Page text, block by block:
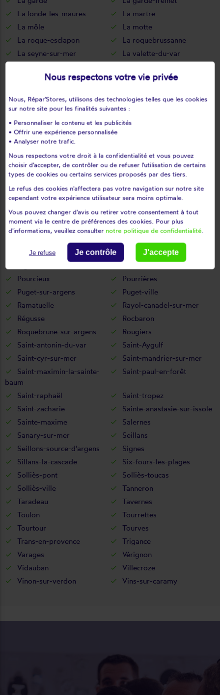
La londe-les-maures
La martre
La môle
La motte
La roque-esclapon
La roquebrussanne
La seyne-sur-mer
La valette-du-var
Le bourguet
Le cannet-des-maures
Le luc
Le muy
Le plan-de-la-tour
Le pradet
Le revest-les-eaux
Le val
Les arcs
Les mayons
Les salles-sur-verdon
Lorgues
Mazaugues
Méounes-lès-montrieux
Moissac-bellevue
Mons
Montauroux
Montfort-sur-argens
Montmeyan
Nans-les-pins
Ollioules
Pierrefeu-du-var
Pontevès
Pourcieux
Pourrières
Puget-sur-argens
Puget-ville
Ramatuelle
Rayol-canadel-sur-mer
Régusse
Rocbaron
Roquebrune-sur-argens
Rougiers
Saint-antonin-du-var
Saint-Aygulf
Saint-cyr-sur-mer
Saint-mandrier-sur-mer
Saint-maximin-la-sainte-
baum
Saint-paul-en-forêt
Saint-raphaël
Saint-tropez
Saint-zacharie
Sainte-anastasie-sur-issole
Sainte-maxime
Salernes
Sanary-sur-mer
Seillans
Seillons-source-d'argens
Signes
Sillans-la-cascade
Six-fours-les-plages
Solliès-pont
Solliès-toucas
Solliès-ville
Tanneron
Taradeau
Tavernes
Toulon
Tourrettes
Tourtour
Tourves
Trans-en-provence
Trigance
Varages
Vérignon
Vidauban
Villecroze
Vinon-sur-verdon
Vins-sur-caramy
Nous respectons votre vie privée
Nous, Répar'Stores, utilisons des technologies telles que les cookies
sur notre site pour les finalités suivantes :
• Personnaliser le contenu et les publicités
• Offrir une expérience personnalisée
• Analyser notre trafic.
Nous respectons votre droit à la confidentialité et vous pouvez
choisir d'accepter, de contrôler ou de refuser l'utilisation de certains
types de cookies ou certains services proposés par des tiers.
Le refus des cookies n'affectera pas votre navigation sur notre site
cependant votre expérience utilisateur sera moins optimale.
Vous pouvez changer d'avis ou retirer votre consentement à tout
moment via le centre de préférences des cookies. Pour plus
d'informations, veuillez consulter notre politique de confidentialité.
Je refuse Je contrôle J'accepte